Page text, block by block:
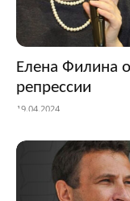
Елена Филина
репрессии
19.04.2024